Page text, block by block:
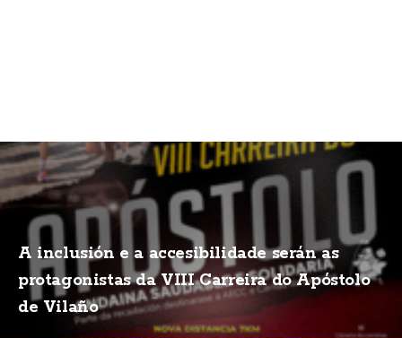
A inclusión e a accesibilidade serán as
protagonistas da VIII Carreira do Apóstolo
de Vilaño